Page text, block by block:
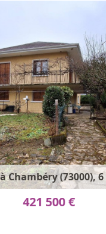
Chambéry (73000), 6
421 500 €